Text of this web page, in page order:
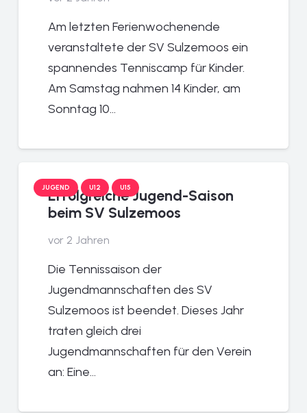
Am letzten Ferienwochenende
veranstaltete der SV Sulzemoos ein
spannendes Tenniscamp für Kinder.
Am Samstag nahmen 14 Kinder, am
Sonntag 10…
JUGEND U12 U15
Erfolgreiche Jugend-Saison
beim SV Sulzemoos
vor 2 Jahren
Die Tennissaison der
Jugendmannschaften des SV
Sulzemoos ist beendet. Dieses Jahr
traten gleich drei
Jugendmannschaften für den Verein
an: Eine…